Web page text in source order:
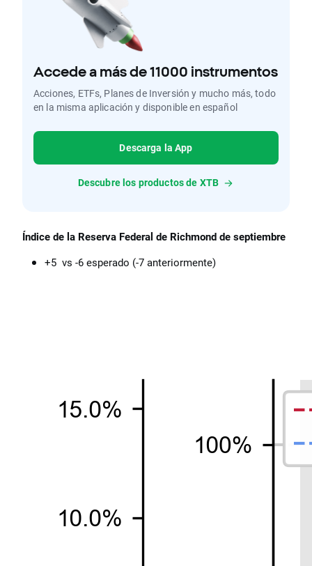
Accede a más de 11000 instrumentos
Acciones, ETFs, Planes de Inversión y mucho más, todo
en la misma aplicación y disponible en español
Descarga la App
Descubre los productos de XTB
Índice de la Reserva Federal de Richmond de septiembre
+5 vs -6 esperado (-7 anteriormente)